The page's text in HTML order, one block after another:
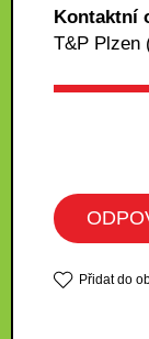
Kontaktní
T&P Plzen
Přidat do